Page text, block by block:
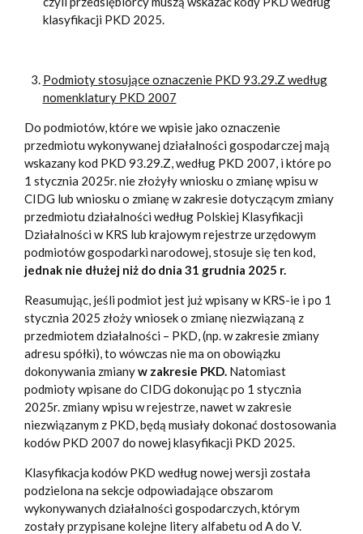
klasyfikacji PKD 2025.
Podmioty stosujące oznaczenie PKD 93.29.Z według
nomenklatury PKD 2007
Do podmiotów, które we wpisie jako oznaczenie
przedmiotu wykonywanej działalności gospodarczej mają
wskazany kod PKD 93.29.Z, według PKD 2007, i które po
1 stycznia 2025r. nie złożyły wniosku o zmianę wpisu w
CIDG lub wniosku o zmianę w zakresie dotyczącym zmiany
przedmiotu działalności według Polskiej Klasyfikacji
Działalności w KRS lub krajowym rejestrze urzędowym
podmiotów gospodarki narodowej, stosuje się ten kod,
jednak nie dłużej niż do dnia 31 grudnia 2025 r.
Reasumując, jeśli podmiot jest już wpisany w KRS-ie i po 1
stycznia 2025 złoży wniosek o zmianę niezwiązaną z
przedmiotem działalności – PKD, (np. w zakresie zmiany
adresu spółki), to wówczas nie ma on obowiązku
dokonywania zmianyw zakresie PKD. Natomiast
podmioty wpisane do CIDG dokonując po 1 stycznia
2025r. zmiany wpisu w rejestrze, nawet w zakresie
niezwiązanym z PKD, będą musiały dokonać dostosowania
kodów PKD 2007 do nowej klasyfikacji PKD 2025.
Klasyfikacja kodów PKD według nowej wersji została
podzielona na sekcje odpowiadające obszarom
wykonywanych działalności gospodarczych, którym
zostały przypisane kolejne litery alfabetu od A do V.